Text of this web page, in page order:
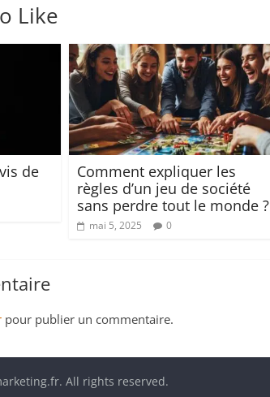
Like
de
Comment expliquer les
règles d’un jeu de société
sans perdre tout le monde ?
mai 5, 2025 0
pour publier un commentaire.
All rights reserved.